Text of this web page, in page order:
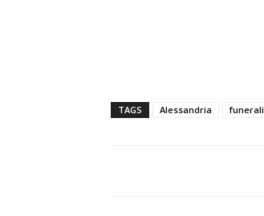
TAGS Alessandria funerali